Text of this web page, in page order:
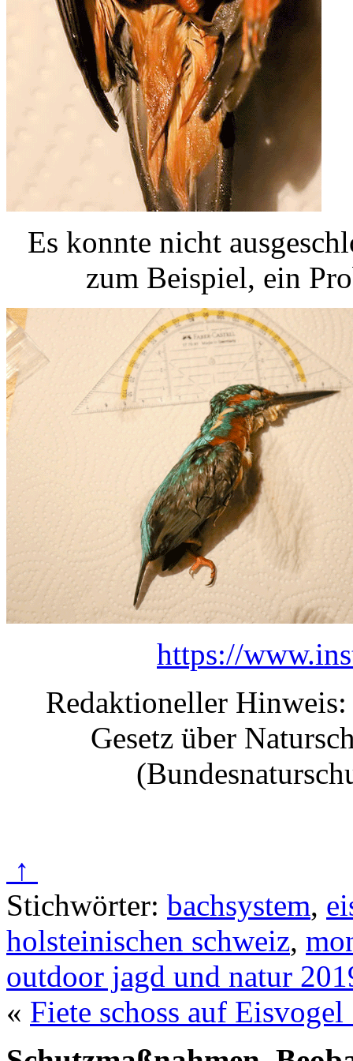
Es konnte nicht
zum Beispiel, ein
https://
Redaktioneller
Gesetz über
↑
Stichwörter: bachsystem,
holsteinischen schweiz,
outdoor jagd und natur
« Fiete schoss auf